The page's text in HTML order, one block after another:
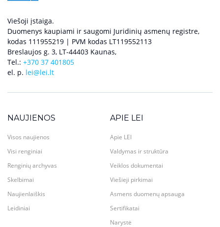
Viešoji įstaiga.
Duomenys kaupiami ir saugomi Juridinių asmenų registre,
kodas 111955219 | PVM kodas LT119552113
Breslaujos g. 3, LT-44403 Kaunas,
Tel.: +370 37 401805
el. p. lei@lei.lt
NAUJIENOS
Visos naujienos
Visi renginiai
Renginių archyvas
Skelbimai
Naujienlaiškis
Leidiniai
APIE LEI
Apie LEI
Valdymas ir struktūra
Veiklos dokumentai
Viešieji pirkimai
Asmens duomenų apsauga
Sertifikatai
Narystė